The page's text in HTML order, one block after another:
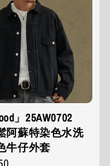
」25AW0702
阿蘇特染色水洗
牛仔外套